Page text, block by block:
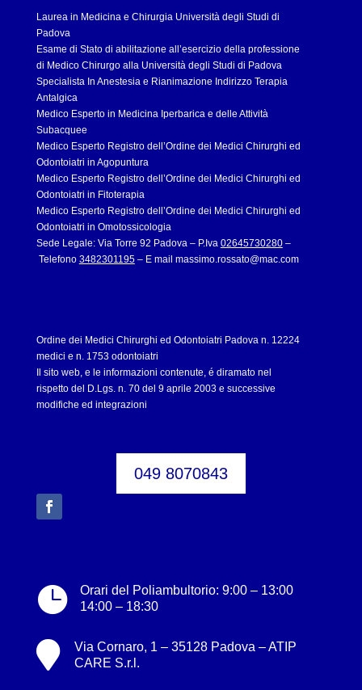
Laurea in Medicina e Chirurgia Università degli Studi di
Padova
Esame di Stato di abilitazione all’esercizio della professione
di Medico Chirurgo alla Università degli Studi di Padova
Specialista In Anestesia e Rianimazione Indirizzo Terapia
Antalgica
Medico Esperto in Medicina Iperbarica e delle Attività
Subacquee
Medico Esperto Registro dell’Ordine dei Medici Chirurghi ed
Odontoiatri in Agopuntura
Medico Esperto Registro dell’Ordine dei Medici Chirurghi ed
Odontoiatri in Fitoterapia
Medico Esperto Registro dell’Ordine dei Medici Chirurghi ed
Odontoiatri in Omotossicologia
Sede Legale: Via Torre 92 Padova – P.Iva 02645730280–
Telefono 3482301195– E mail massimo.rossato@mac.com
Ordine dei Medici Chirurghi ed Odontoiatri Padova n. 12224
medici e n. 1753 odontoiatri
Il sito web, e le informazioni contenute, é diramato nel
rispetto del D.Lgs. n. 70 del 9 aprile 2003 e successive
modifiche ed integrazioni
049 8070843

Orari del Poliambultorio: 9:00 – 13:00
14:00 – 18:30

Via Cornaro, 1 – 35128 Padova – ATIP
CARE S.r.l.